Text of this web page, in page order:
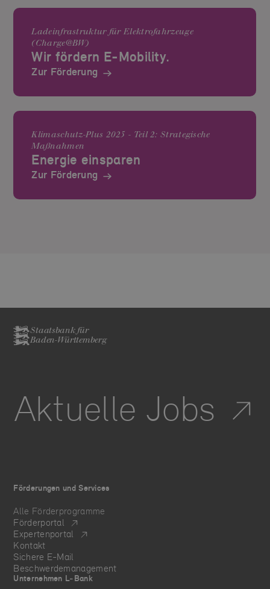
Ladeinfrastruktur für Elektrofahrzeuge
(Charge@BW)
Wir fördern E-Mobility.
Zur Förderung
Klimaschutz-Plus 2025 - Teil 2: Strategische
Maßnahmen
Energie einsparen
Zur Förderung
Staatsbank für
Baden-Württemberg
Aktuelle Jobs
Förderungen und Services
Alle Förderprogramme
Förderportal
Expertenportal
Kontakt
Sichere E-Mail
Beschwerdemanagement
Unternehmen L‑Bank